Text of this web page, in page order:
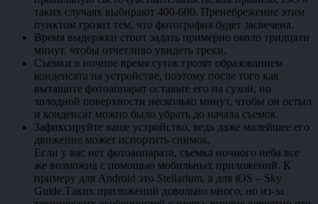
таких случаях выбирают 400-600. Пренебрежение этим
пунктом грозит тем, что фотография будет засвечена.
Время выдержки стоит задать примерно около тридцати
минут, чтобы отчетливо увидеть треки.
Съемки в ночное время суток грозят образованием
конденсата на устройстве, поэтому после того как
вытащите фотоаппарат оставьте его на сухой, но
холодной поверхности несколько минут, чтобы он остыл
и конденсат можно было убрать до начала съемок.
Зафиксируйте ваше устройство, ведь даже малейшее его
движение может испортить снимок.
Если у вас нет фотоаппарата, съемка ночного неба все
же возможна с помощью мобильных приложений. К
примеру для Android это Stellarium, а для iOS – Sky
Guide.Таких приложений довольно много, но из-за